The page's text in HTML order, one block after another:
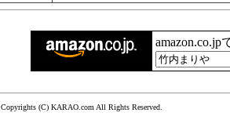
amazon.co.jp
Copyrights (C) KARAO.com All Rights Reserved.